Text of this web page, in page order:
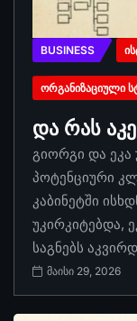
BUSINESS
ᲝᲠᲒᲐᲜᲘᲖᲐᲪᲘᲣᲚᲘ
და რას
გიორგი და ეკა
პოტენციური
კაბინეტში
უკირკიტებდა,
საგნებს
მაისი 29, 2026